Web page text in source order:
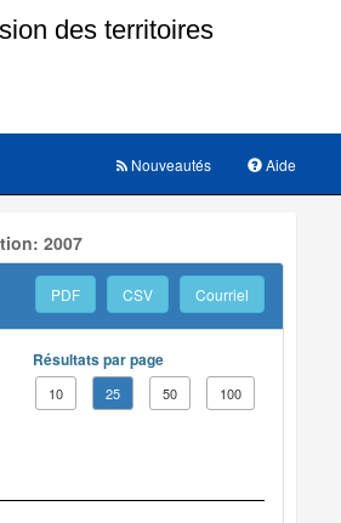
Aide
Nouveautés
2007
PDF CSV Courriel
Résultats par page
10 25 50 100